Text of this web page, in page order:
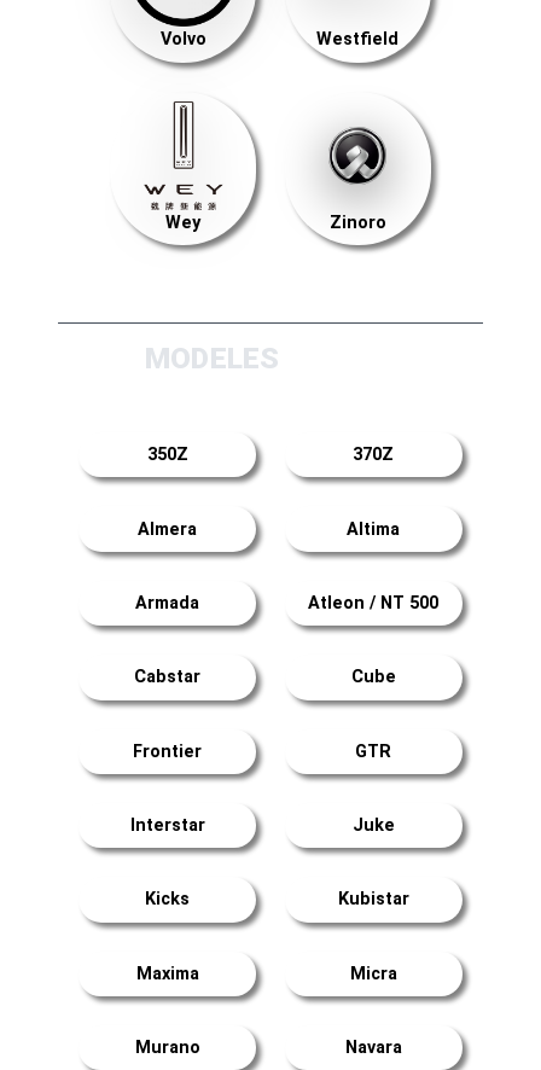
Volvo Westfield
Wey Zinoro
MODELES
350Z 370Z
Almera Altima
Armada Atleon / NT 500
Cabstar Cube
Frontier GTR
Interstar Juke
Kicks Kubistar
Maxima Micra
Murano Navara